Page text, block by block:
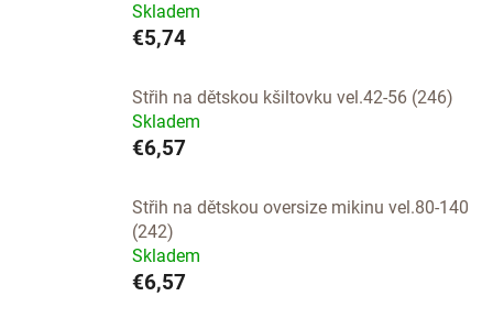
Skladem
€5,74
Střih na dětskou kšiltovku vel.42-56 (246)
Skladem
€6,57
Střih na dětskou oversize mikinu vel.80-140
(242)
Skladem
€6,57